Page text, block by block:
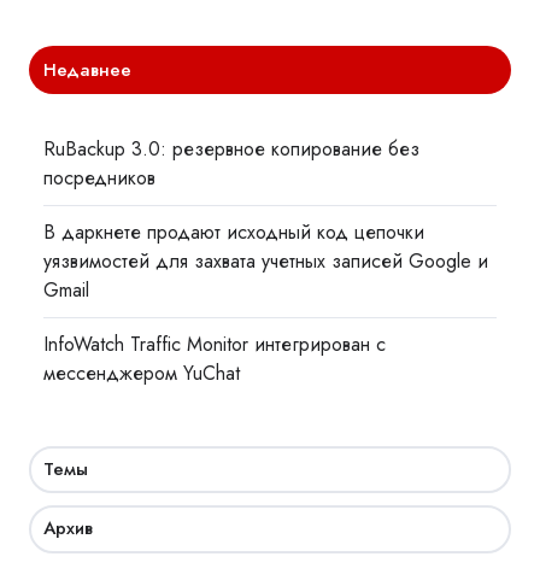
Недавнее
RuBackup 3.0: резервное копирование без
посредников
В даркнете продают исходный код цепочки
уязвимостей для захвата учетных записей Google и
Gmail
InfoWatch Traffic Monitor интегрирован с
мессенджером YuChat
Темы
Архив